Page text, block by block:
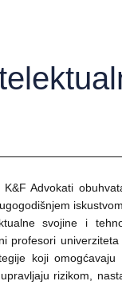
K&F Advokati
svojine i
profesori
koji omogćavaju
rizikom,